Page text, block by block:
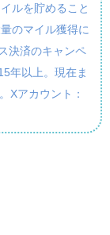
ルを貯めること
のマイル獲得に
決済のキャンペ
年以上。現在ま
Xアカウント：